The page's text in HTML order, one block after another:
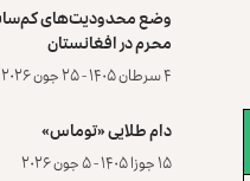
وضع محدودیت‌های
محرم در افغانستان
۴ سرطان ۱۴۰۵ - ۲۵ جون ۲۰۲۶
دام طلایی «توماس»
۱۵ جوزا ۱۴۰۵ - ۵ جون ۲۰۲۶